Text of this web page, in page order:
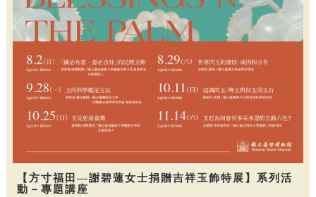
【方寸福田—謝碧蓮女士捐贈吉祥玉飾特展】系列活
動－專題講座